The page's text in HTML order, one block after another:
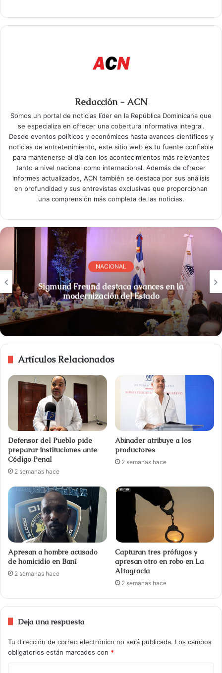
Redacción - ACN
Somos un portal de noticias líder en la República Dominicana que
se especializa en ofrecer una cobertura informativa integral.
Desde eventos políticos y económicos hasta avances científicos y
noticias de entretenimiento, este sitio web es tu fuente confiable
para mantenerse al día con los acontecimientos más relevantes
tanto a nivel nacional como internacional. Además de ofrecer
informes actualizados, ACN también se destaca por sus análisis
en profundidad y sus entrevistas exclusivas que proporcionan
una comprensión más completa de las noticias.
NACIONAL
Sigmund Freund destaca avances en la
modernización del Estado
Artículos Relacionados
Defensor del Pueblo pide
preparar instituciones ante
Código Penal
2 semanas hace
Abinader atribuye a los
productores
2 semanas hace
Apresan a hombre acusado
de homicidio en Baní
2 semanas hace
Capturan tres prófugos y
apresan otro en robo en La
Altagracia
2 semanas hace
Deja una respuesta
Tu dirección de correo electrónico no será publicada. Los campos
obligatorios están marcados con *